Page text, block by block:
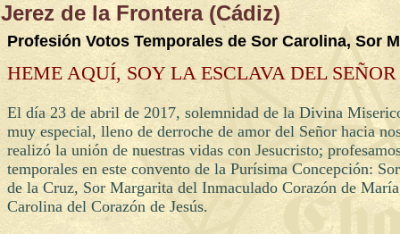
Jerez de la Frontera (Cádiz)
Profesión Votos Temporales de Sor Carolina, Sor
HEME AQUÍ, SOY LA ESCLAVA DEL SEÑOR
El día 23 de abril de 2017, solemnidad de la Divina
muy especial, lleno de derroche de amor del Señor hacia
realizó la unión de nuestras vidas con Jesucristo;
temporales en este convento de la Purísima Concepción:
de la Cruz, Sor Margarita del Inmaculado Corazón de
Carolina del Corazón de Jesús.